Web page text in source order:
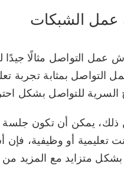
الشبكات
عمل التواصل مثالًا جيدًا
التواصل بمثابة تجربة
السرية للتواصل بشكل
ذلك، يمكن أن تكون جلسة
تعليمية أو وظيفية،
بشكل متزايد مع المزيد